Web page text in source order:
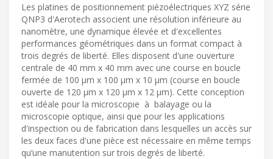
Les platines de positionnement piézoélectriques XYZ série
QNP3 d'Aerotech associent une résolution inférieure au
nanomètre, une dynamique élevée et d'excellentes
performances géométriques dans un format compact à
trois degrés de liberté. Elles disposent d'une ouverture
centrale de 40 mm x 40 mm avec une course en boucle
fermée de 100 µm x 100 µm x 10 µm (course en boucle
ouverte de 120 µm x 120 µm x 12 µm). Cette conception
est idéale pour la microscopie à balayage ou la
microscopie optique, ainsi que pour les applications
d'inspection ou de fabrication dans lesquelles un accès sur
les deux faces d'une pièce est nécessaire en même temps
qu’une manutention sur trois degrés de liberté.